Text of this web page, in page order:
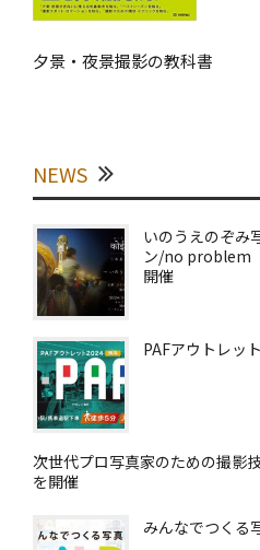
夕景・夜景撮影の教科書
NEWS
いのうえのぞみ
ン/no problem
開催
PAFアウトレッ
次世代プロ写真家のための撮
を開催
みんなでつくる